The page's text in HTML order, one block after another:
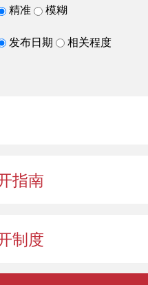
精准 模糊
发布日期 相关程度
指南
制度